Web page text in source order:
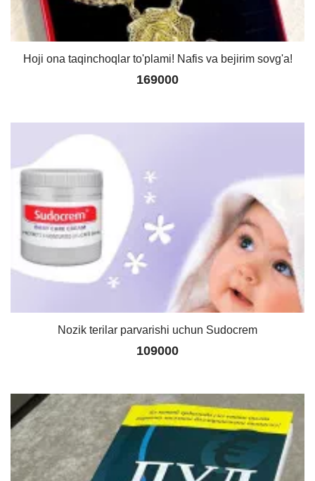
Hoji ona taqinchoqlar to'plami! Nafis va bejirim sovg'a!
169000
Nozik terilar parvarishi uchun Sudocrem
109000